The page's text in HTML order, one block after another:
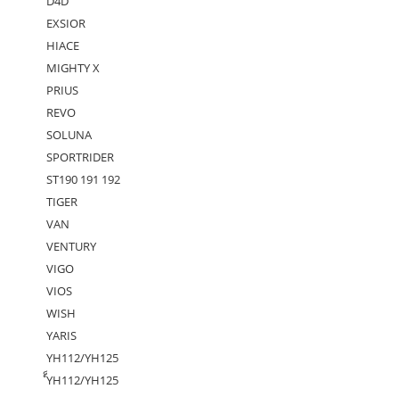
EXSIOR
HIACE
MIGHTY X
PRIUS
REVO
SOLUNA
SPORTRIDER
ST190 191 192
TIGER
VAN
VENTURY
VIGO
VIOS
WISH
YARIS
YH112/YH125
ํ็YH112/YH125